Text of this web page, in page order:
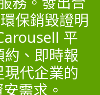
保銷毀證明
平
、即時報
代企業的
需求。